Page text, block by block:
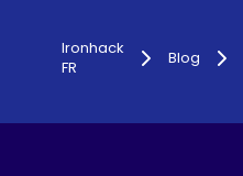
Ironhack
FR
Blog